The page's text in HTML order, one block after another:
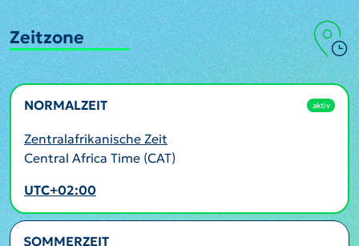
Zeitzone
NORMALZEIT aktiv
Zentralafrikanische Zeit
Central Africa Time (CAT)
UTC+02:00
SOMMERZEIT